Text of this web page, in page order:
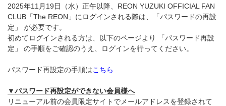
2025年11月19日（水）正午以降、REON YUZUKI OFFICIAL FAN
CLUB「The REON」にログインされる際は、「パスワードの再設
定」 が必要です。
初めてログインされる方は、以下のページより 「パスワード再設
定」 の手順をご確認のうえ、ログインを行ってください。
パスワード再設定の手順はこちら
▼パスワード再設定ができない会員様へ
リニューアル前の会員限定サイトでメールアドレスを登録されて